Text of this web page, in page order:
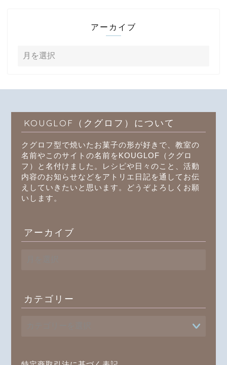
アーカイブ
KOUGLOF（クグロフ）について
クグロフ型で焼いたお菓子の形が好きで、教室の
名前やこのサイトの名前をKOUGLOF（クグロ
フ）と名付けました。レシピや日々のこと、活動
内容のお知らせなどをアトリエ日記を通してお伝
えしていきたいと思います。どうぞよろしくお願
いします。
アーカイブ
ブ
カテゴリー
プロフィール